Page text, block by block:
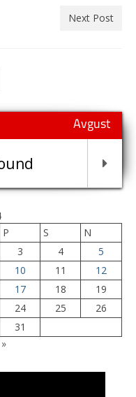
Next Post
Avgust
P S
N
3 4
5
10 11
12
17 18
19
24 25
26
31